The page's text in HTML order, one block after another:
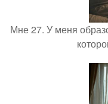
Мне 27. У меня